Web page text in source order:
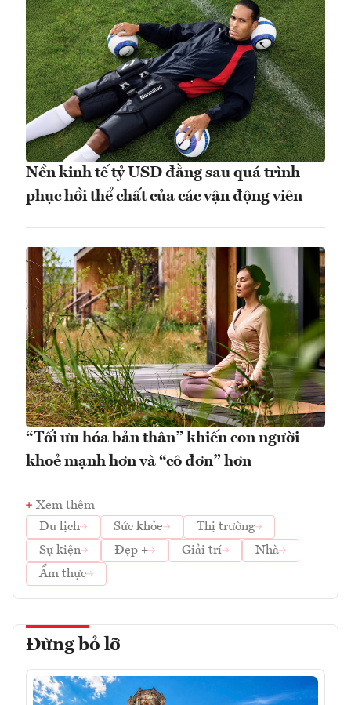
Nền kinh tế tỷ USD đằng sau quá trình
phục hồi thể chất của các vận động viên
“Tối ưu hóa bản thân” khiến con người
khoẻ mạnh hơn và “cô đơn” hơn
Xem thêm
Du lịch
Sức khỏe
Thị trường
Sự kiện
Đẹp + Giải trí
Nhà
Ẩm thực
Đừng bỏ lỡ